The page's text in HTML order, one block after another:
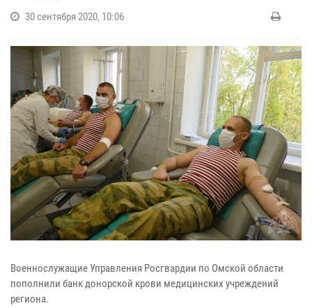
30 сентября 2020, 10:06
Военнослужащие Управления Росгвардии по Омской области
пополнили банк донорской крови медицинских учреждений
региона.